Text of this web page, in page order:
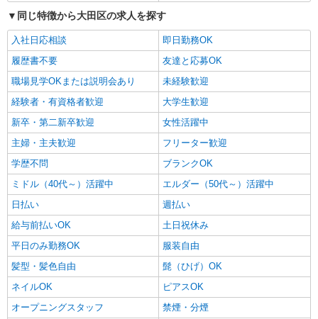
≪羽田空港事業場≫ 東京都大田区羽田空港3-2-
2 航空貨物ターミナルE-3棟（佐川急便 羽田空
詳細を見る
アルバイト パート
SGフィルダー株式会社/W23996-009
荷物・商品仕分け
時給1400円 ※22:00〜翌5:00の間は深夜手当込
みで時給1，750円になります。
≪羽田空港事業場≫ 東京都大田区羽田空港3-2-
2 航空貨物ターミナルE-3棟（佐川急便 羽田空
キープ 詳細を見る
パート
生活協同組合コープみらい コープデリ池上センター
倉庫内業務スタッフ（食品や日用品等の仕分
け・積み込み作業）
時給1295円〜1415円 ※時間による ※加給
同じ特徴から大田区の求人を探す
入社日応相談
即日勤務OK
履歴書不要
友達と応募OK
職場見学OKまたは説明会あり
未経験歓迎
経験者・有資格者歓迎
大学生歓迎
新卒・第二新卒歓迎
女性活躍中
主婦・主夫歓迎
フリーター歓迎
学歴不問
ブランクOK
ミドル（40代～）活躍中
エルダー（50代～）活躍中
日払い
週払い
給与前払いOK
土日祝休み
平日のみ勤務OK
服装自由
髪型・髪色自由
髭（ひげ）OK
ネイルOK
ピアスOK
オープニングスタッフ
禁煙・分煙